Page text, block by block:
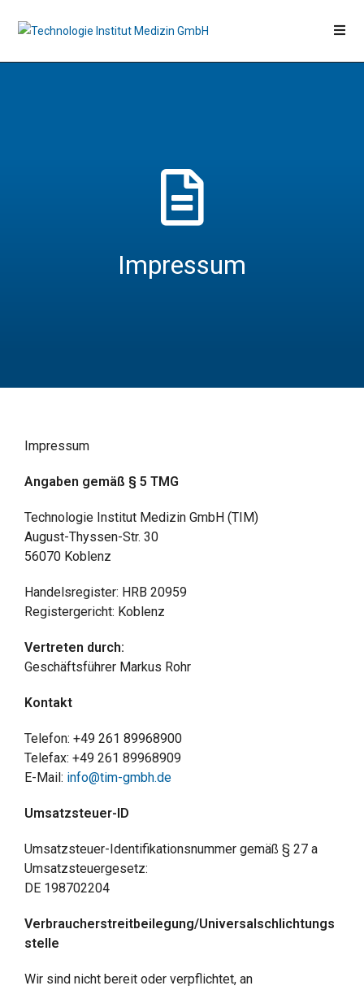
Impressum
Impressum
Angaben gemäß § 5 TMG
Technologie Institut Medizin GmbH (TIM)
August-Thyssen-Str. 30
56070 Koblenz
Handelsregister: HRB 20959
Registergericht: Koblenz
Vertreten durch:
Geschäftsführer Markus Rohr
Kontakt
Telefon: +49 261 89968900
Telefax: +49 261 89968909
E-Mail: info@tim-gmbh.de
Umsatzsteuer-ID
Umsatzsteuer-Identifikationsnummer gemäß § 27 a
Umsatzsteuergesetz:
DE 198702204
Verbraucherstreitbeilegung/Universalschlichtungs
stelle
Wir sind nicht bereit oder verpflichtet, an